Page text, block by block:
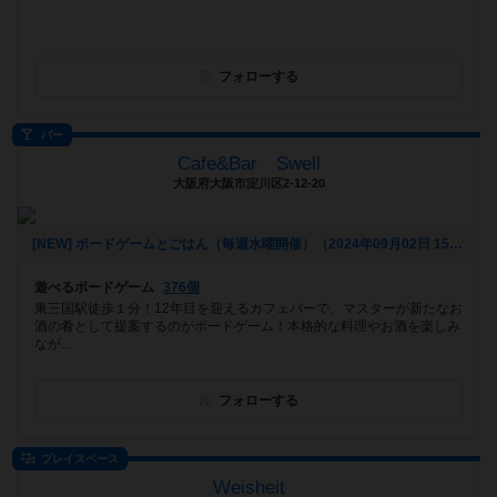
フォローする
バー
Cafe&Bar Swell
大阪府大阪市淀川区2-12-20
[NEW] ボードゲームとごはん（毎週水曜開催）（2024年09月02日 15時30分）
遊べるボードゲーム
376個
東三国駅徒歩１分！12年目を迎えるカフェバーで、マスターが新たなお
酒の肴として提案するのがボードゲーム！本格的な料理やお酒を楽しみ
なが...
フォローする
プレイスペース
Weisheit